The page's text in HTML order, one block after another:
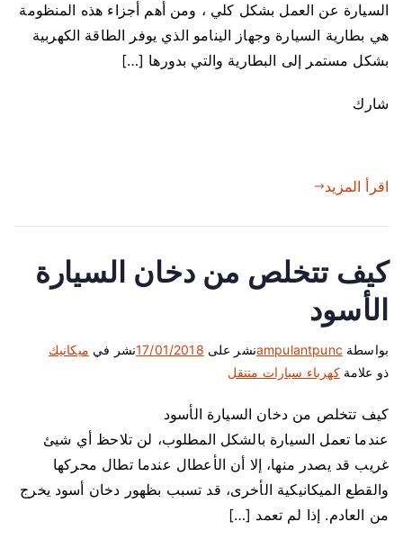
السيارة عن العمل بشكل كلي ، ومن أهم أجزاء هذه المنظومة
هي بطارية السيارة وجهاز الينامو الذي يوفر الطاقة الكهربية
بشكل مستمر إلى البطارية والتي بدورها […]
شارك
اقرأ المزيد
كيف تتخلص من دخان السيارة
الأسود
بواسطة ampulantpuncنشر على 17/01/2018نشر في ميكانيك
ذو علامةكهرباء سيارات متنقل
كيف تتخلص من دخان السيارة الأسود
عندما تعمل السيارة بالشكل المطلوب، لن تلاحظ أي شيئ
غريب قد يصدر منها، إلا أن الأعطال عندما تطال محركها
والقطع الميكانيكية الأخرى، قد تسبب بظهور دخان أسود يخرج
من العادم. إذا لم تعمد […]